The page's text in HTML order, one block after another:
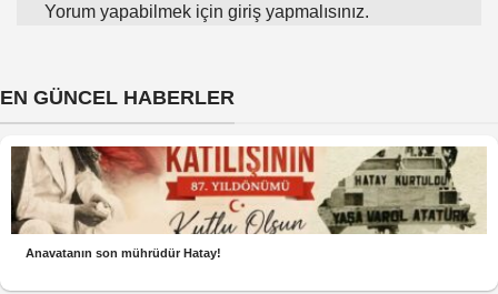
Yorum yapabilmek için giriş yapmalısınız.
EN GÜNCEL HABERLER
Anavatanın son mührüdür Hatay!